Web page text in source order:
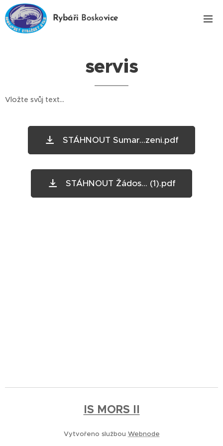
Rybáři Boskovice
servis
Vložte svůj text...
STÁHNOUT Sumar...zeni.pdf
STÁHNOUT Žádos... (1).pdf
IS MORS II
Vytvořeno službou Webnode